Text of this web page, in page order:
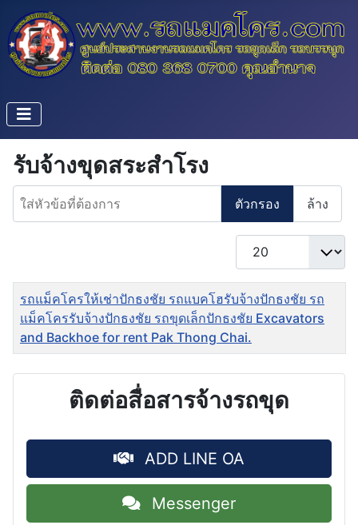
รับจ้างขุดสระสำโรง
ใส่หัวข้อที่ต้องการ
ตัวกรอง ล้าง
แสดง #
ชื่อ
รถแม็คโครให้เช่าปักธงชัย รถแบคโฮรับจ้างปักธงชัย รถ
แม็คโครรับจ้างปักธงชัย รถขุดเล็กปักธงชัย Excavators
and Backhoe for rent Pak Thong Chai.
ติดต่อสื่อสารจ้างรถขุด
ADD LINE OA
Messenger